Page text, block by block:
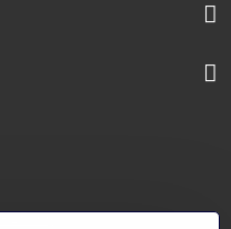
15:00)